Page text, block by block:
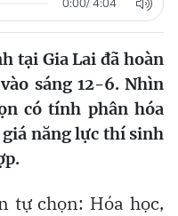
0:00/4:04
tại Gia Lai đã hoàn
sáng 12-6. Nhìn
có tính phân hóa
năng lực thí sinh
tự chọn: Hóa học,